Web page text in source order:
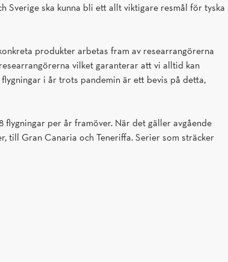
Sverige ska kunna bli ett allt viktigare resmål för tyska
produkter arbetas fram av researrangörerna
vilket garanterar att vi alltid kan
i år trots pandemin är ett bevis på detta,
flygningar per år framöver. När det gäller avgående
till Gran Canaria och Teneriffa. Serier som sträcker